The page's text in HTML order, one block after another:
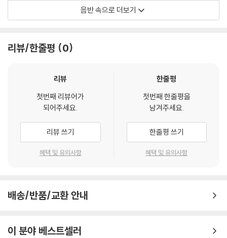
음반 속으로 더보기
리뷰/한줄평 0
리뷰
첫번째 리뷰어가
되어주세요.
리뷰 쓰기
혜택 및 유의사항
한줄평
첫번째 한줄평을
남겨주세요.
한줄평 쓰기
혜택 및 유의사항
배송/반품/교환 안내
이 분야 베스트셀러